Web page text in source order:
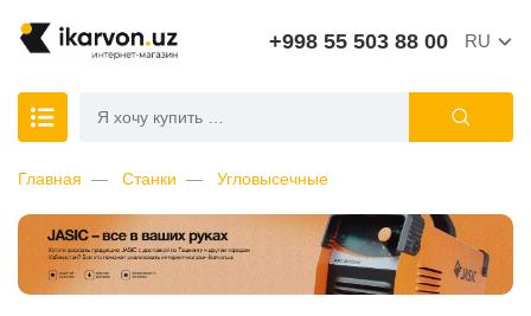
+998 55 503 88 00 RU
Главная Станки Угловысечные